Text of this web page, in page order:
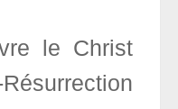
le Christ